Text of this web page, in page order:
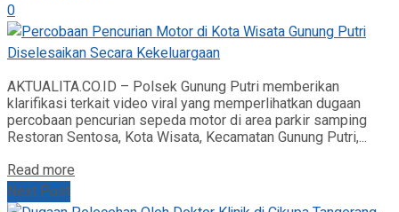
0
AKTUALITA.CO.ID – Polsek Gunung Putri memberikan
klarifikasi terkait video viral yang memperlihatkan dugaan
percobaan pencurian sepeda motor di area parkir samping
Restoran Sentosa, Kota Wisata, Kecamatan Gunung Putri,...
Read more
Next Post